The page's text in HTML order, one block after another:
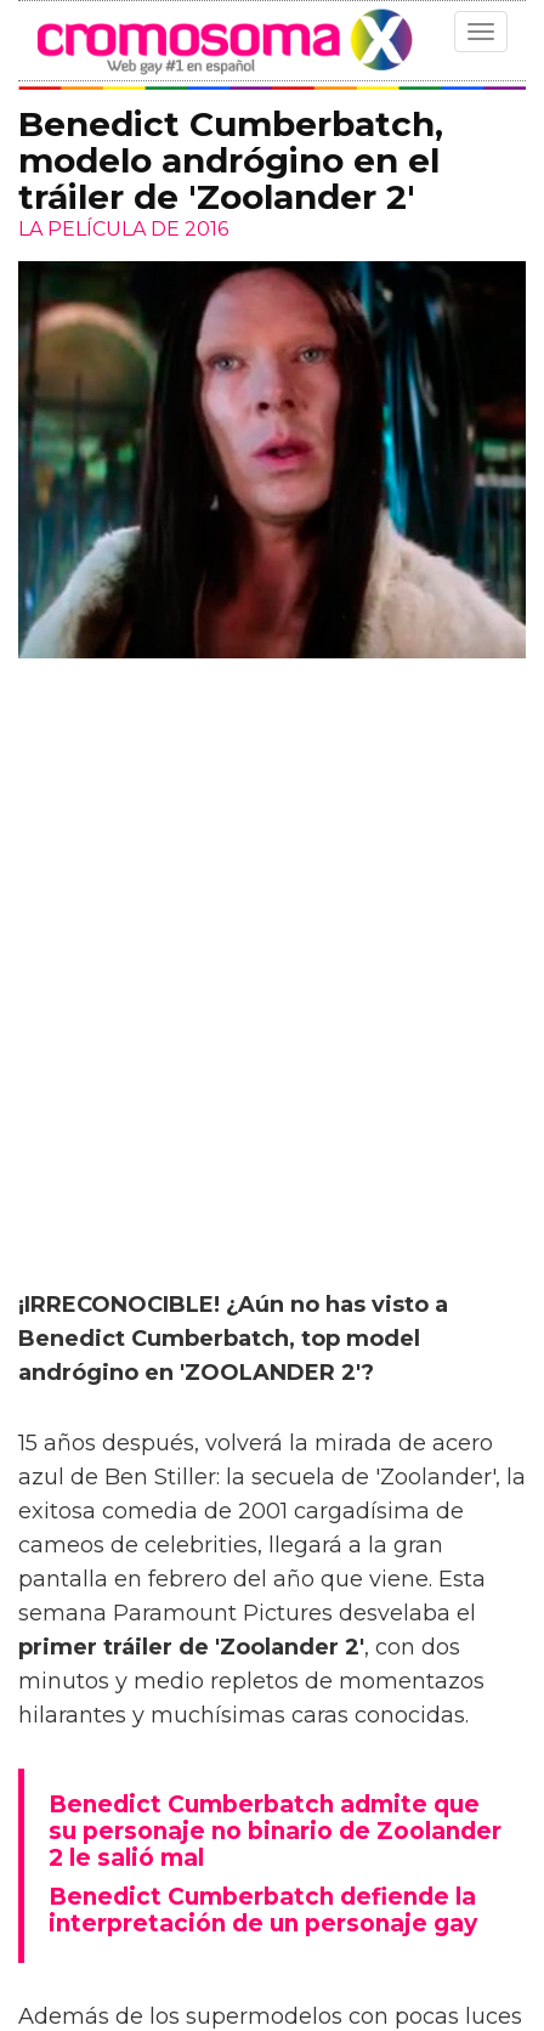
Toggle
Benedict Cumberbatch,
modelo andrógino en el
tráiler de 'Zoolander 2'
LA PELÍCULA DE 2016
¡IRRECONOCIBLE! ¿Aún no has visto a
Benedict Cumberbatch, top model
andrógino en 'ZOOLANDER 2'?
15 años después, volverá la mirada de acero
azul de Ben Stiller: la secuela de 'Zoolander', la
exitosa comedia de 2001 cargadísima de
cameos de celebrities, llegará a la gran
pantalla en febrero del año que viene. Esta
semana Paramount Pictures desvelaba el
primer tráiler de 'Zoolander 2', con dos
minutos y medio repletos de momentazos
hilarantes y muchísimas caras conocidas.
Benedict Cumberbatch admite que
su personaje no binario de Zoolander
2 le salió mal
Benedict Cumberbatch defiende la
interpretación de un personaje gay
Además de los supermodelos con pocas luces